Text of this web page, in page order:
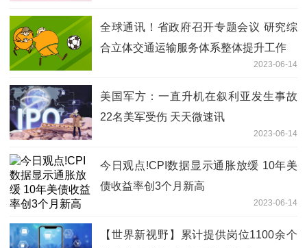
全球通讯！省政府召开专题会议 研究综
合立体交通运输服务体系整体提升工作
2023-06-14
美国军方：一直升机在叙利亚发生事故
22名美军受伤 天天微速讯
2023-06-14
今日观点!CPI数据显示通胀放缓 10年美
债收益率创3个月新高
2023-06-14
【世界新视野】累计提供岗位1100余个